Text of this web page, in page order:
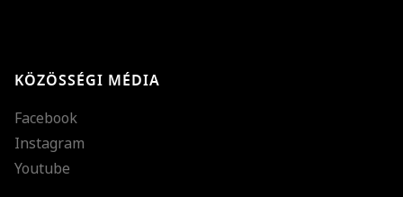
KÖZÖSSÉGI MÉDIA
Facebook
Instagram
Youtube